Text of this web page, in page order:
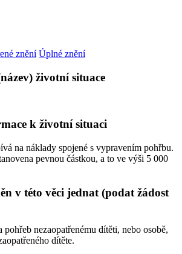
znění Úplné znění
životní situace
k životní situaci
na náklady spojené s vypravením pohřbu.
pevnou částkou, a to ve výši 5 000
v této věci jednat (podat žádost
nezaopatřenému dítěti, nebo osobě,
dítěte.